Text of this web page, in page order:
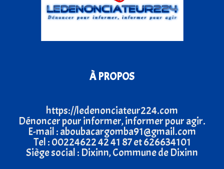
À PROPOS
https://ledenonciateur224.com
Dénoncer pour informer, informer pour agir.
E-mail : aboubacargomba91@gmail.com
Tel : 00224622 42 41 87 et 626634101
Siège social : Dixinn, Commune de Dixinn